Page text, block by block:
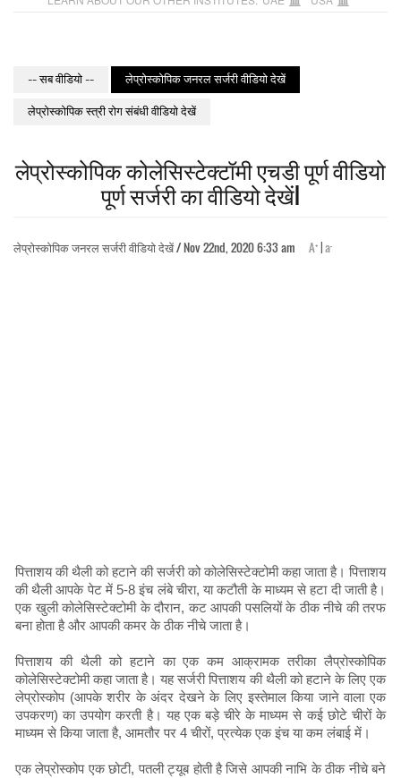
-- सब वीडियो -- लेप्रोस्कोपिक जनरल सर्जरी वीडियो देखें
लेप्रोस्कोपिक स्त्री रोग संबंधी वीडियो देखें
लेप्रोस्कोपिक कोलेसिस्टेक्टॉमी एचडी पूर्ण वीडियो
पूर्ण सर्जरी का वीडियो देखेंl
लेप्रोस्कोपिक जनरल सर्जरी वीडियो देखें / Nov 22nd, 2020 6:33 am A+ |a-
पित्ताशय की थैली को हटाने की सर्जरी को कोलेसिस्टेक्टोमी कहा जाता है। पित्ताशय
की थैली आपके पेट में 5-8 इंच लंबे चीरा, या कटौती के माध्यम से हटा दी जाती है।
एक खुली कोलेसिस्टेक्टोमी के दौरान, कट आपकी पसलियों के ठीक नीचे की तरफ
बना होता है और आपकी कमर के ठीक नीचे जाता है।
पित्ताशय की थैली को हटाने का एक कम आक्रामक तरीका लैप्रोस्कोपिक
कोलेसिस्टेक्टोमी कहा जाता है। यह सर्जरी पित्ताशय की थैली को हटाने के लिए एक
लेप्रोस्कोप (आपके शरीर के अंदर देखने के लिए इस्तेमाल किया जाने वाला एक
उपकरण) का उपयोग करती है। यह एक बड़े चीरे के माध्यम से कई छोटे चीरों के
माध्यम से किया जाता है, आमतौर पर 4 चीरों, प्रत्येक एक इंच या कम लंबाई में।
एक लेप्रोस्कोप एक छोटी, पतली ट्यूब होती है जिसे आपकी नाभि के ठीक नीचे बने